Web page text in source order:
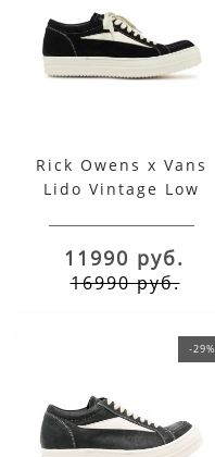
Rick Owens x Vans
Lido Vintage Low
11990 руб.
16990 руб.
-29%